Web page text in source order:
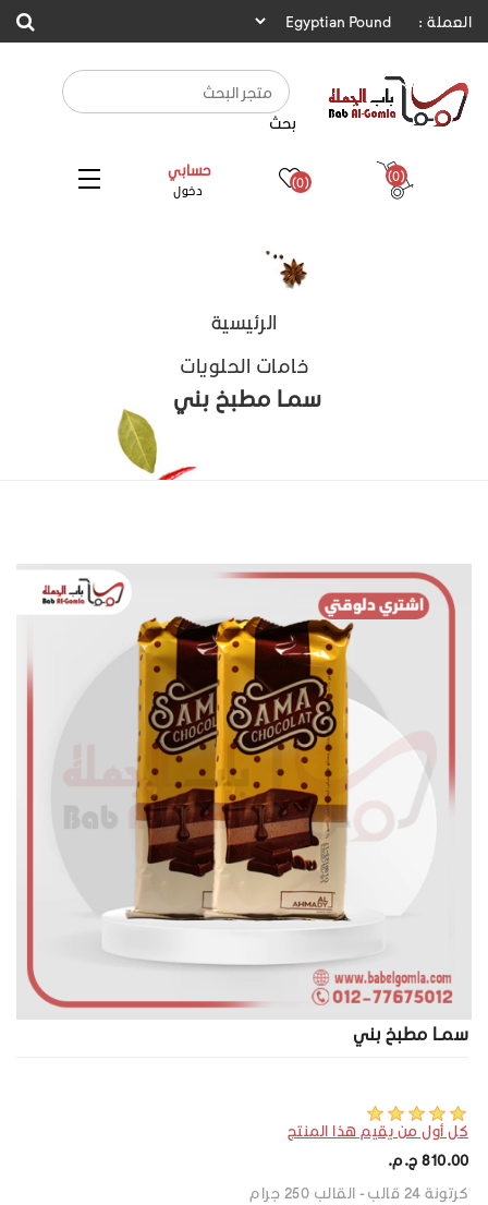
العملة :
بحث
حسابي
دخول (0) (0)
الرئيسية
خامات الحلويات
سمـا مطبخ بني
سمـا مطبخ بني
كل أول من يقيم هذا المنتج
810.00 ج.م.‏
كرتونة 24 قالب - القالب 250 جرام